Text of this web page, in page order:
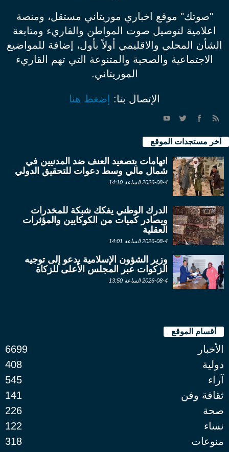
"صوتك" موقع اخباري موريتاني مستقل، ومنصة
اعلامية لتوصيل صوت المواطن والقاريء ومتابعة
الشأن المحلي والاقليمي أولاً بأول، إضافة للمواضيع
الاجتماعية والصحية والمتنوعة التي تهم القاريء
الموريتاني.
الإتصال بنا: إضغط هنا
آخر مستجدات الموقع
اتهامات بتصعيد العنف ضد المدنيين في
شمال مالي وسط دعوات للتحقيق الدولي
2026-08-4 الساعة 14:10
الدرك الوطني يفكك شبكة للمخدرات
ويصادر كميات من الكوكايين والمؤثرات
العقلية
2026-08-4 الساعة 14:01
وزير الشؤون الإسلامية يدعو إلى توجيه
الزكوات عبر المجلس الأعلى للزكاة
2026-08-4 الساعة 13:50
أقسام الموقع
الأخبار
6699
دولية
408
آراء
545
ثقافة وفن
141
صحة
226
نساء
122
منوعات
318